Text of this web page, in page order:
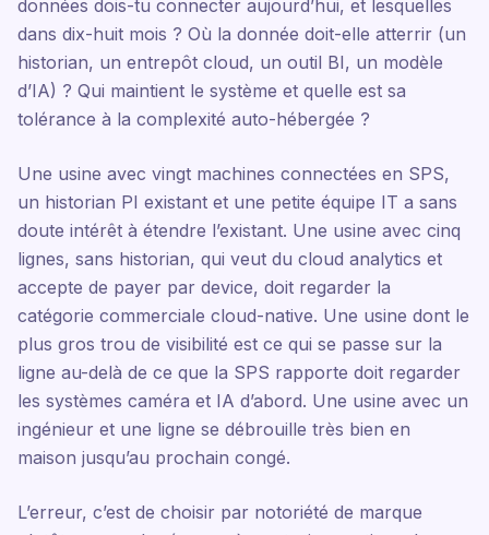
données dois-tu connecter aujourd’hui, et lesquelles
dans dix-huit mois ? Où la donnée doit-elle atterrir (un
historian, un entrepôt cloud, un outil BI, un modèle
d’IA) ? Qui maintient le système et quelle est sa
tolérance à la complexité auto-hébergée ?
Une usine avec vingt machines connectées en SPS,
un historian PI existant et une petite équipe IT a sans
doute intérêt à étendre l’existant. Une usine avec cinq
lignes, sans historian, qui veut du cloud analytics et
accepte de payer par device, doit regarder la
catégorie commerciale cloud-native. Une usine dont le
plus gros trou de visibilité est ce qui se passe sur la
ligne au-delà de ce que la SPS rapporte doit regarder
les systèmes caméra et IA d’abord. Une usine avec un
ingénieur et une ligne se débrouille très bien en
maison jusqu’au prochain congé.
L’erreur, c’est de choisir par notoriété de marque